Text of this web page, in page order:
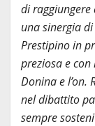
di
una sinergia
Prestipino in
preziosa e con
Donina e l’on.
nel dibattito
sempre